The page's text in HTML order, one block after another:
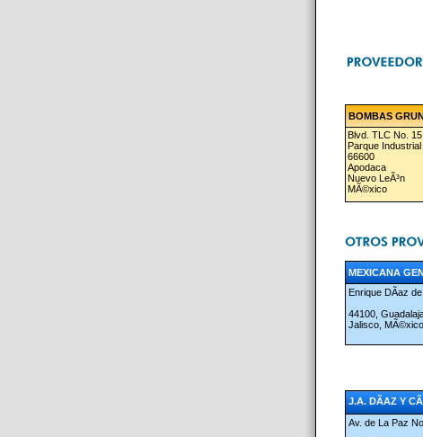
BOMBAS
Blvd. TLC No. 15,
Parque
66600
Apodaca
Nuevo LeÃ³n
MÃ©xico
MEXICANA
Enrique DÃ­az
44100,
Jalisco, MÃ©xico
J.A. DÃAZ Y
Av. de La Paz